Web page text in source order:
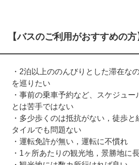
【バスのご利用がおすすめの方
・2泊以上ののんびりとした滞在な
を巡りたい
・事前の乗車予約など、スケジュー
とは苦手ではない
・多少歩くのは抵抗がない，徒歩
タイルでも問題ない
・運転免許が無い，運転に不慣れ
・1ヶ所あたりの観光地，景勝地に